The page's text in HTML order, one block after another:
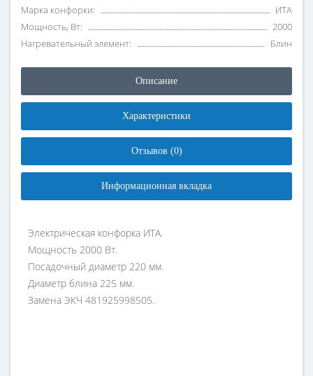
Марка конфорки:
ИТА
Мощность, Вт:
2000
Нагревательный элемент:
Блин
Описание
Характеристики
Отзывов (0)
Информационная вкладка
Электрическая конфорка ИТА.
Мощность 2000 Вт.
Посадочный диаметр 220 мм.
Диаметр блина 225 мм.
Замена ЭКЧ 481925998505.